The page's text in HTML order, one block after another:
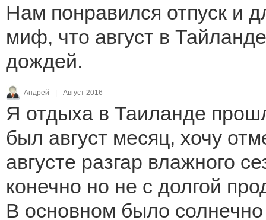
Нам понравился отпуск и
миф, что август в
дождей.
Андрей | Август 2016
Я отдыха в Таиланде
был август месяц, хочу
августе разгар влажного
конечно но не с долгой
В основном было